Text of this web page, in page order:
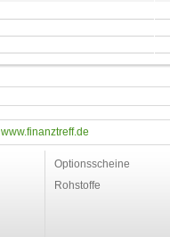
www.finanztreff.de
Optionsscheine
Rohstoffe